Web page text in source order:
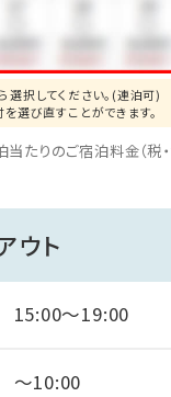
衣は『砂楽』にて
購入頂きます。
お尋ねください。
選択してください。(連泊可)
選び直すことができます。
たりのご宿泊料金（税・
ウト
15:00～19:00
～10:00